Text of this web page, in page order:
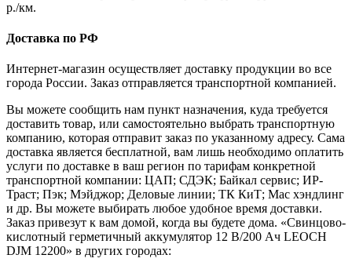
р./км.
Доставка по РФ
Интернет-магазин осуществляет доставку продукции во все
города России. Заказ отправляется транспортной компанией.
Вы можете сообщить нам пункт назначения, куда требуется
доставить товар, или самостоятельно выбрать транспортную
компанию, которая отправит заказ по указанному адресу. Сама
доставка является бесплатной, вам лишь необходимо оплатить
услуги по доставке в ваш регион по тарифам конкретной
транспортной компании: ЦАП; СДЭК; Байкал сервис; ИР-
Траст; Пэк; Мэйджор; Деловые линии; ТК КиТ; Мас хэндлинг
и др. Вы можете выбирать любое удобное время доставки.
Заказ привезут к вам домой, когда вы будете дома. «Свинцово-
кислотный герметичный аккумулятор 12 В/200 Ач LEOCH
DJM 12200» в других городах: